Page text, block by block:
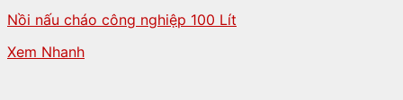
Nồi nấu cháo công nghiệp 100 Lít
Xem Nhanh